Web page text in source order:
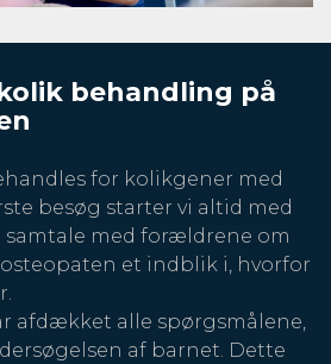
behandling på
for kolikgener med
besøg starter vi altid med
med forældrene om
et indblik i, hvorfor
afdækket alle spørgsmålene,
af barnet. Dette